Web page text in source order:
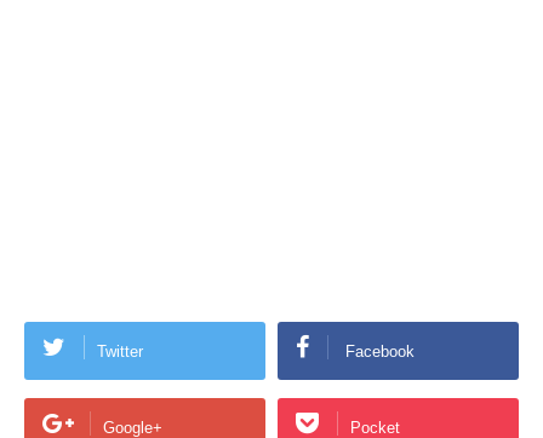
Twitter Facebook
Google+ Pocket